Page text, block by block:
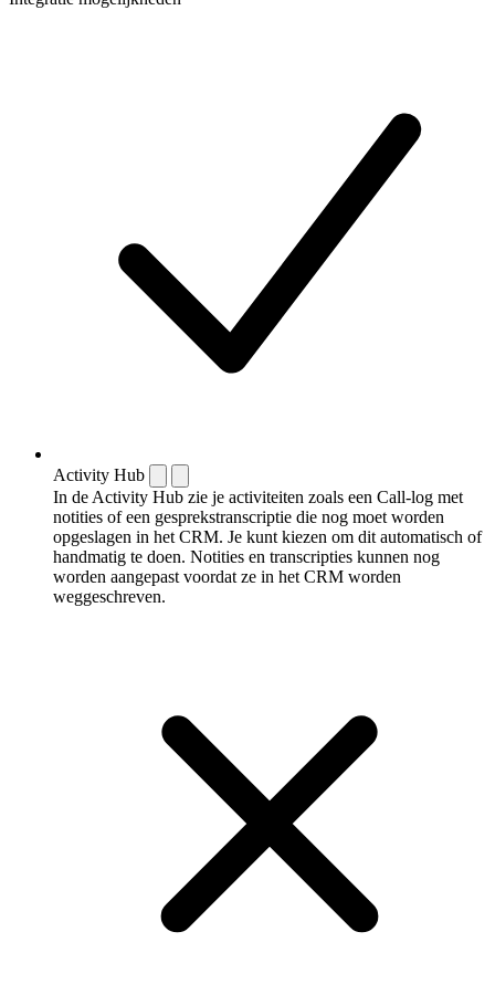
Activity Hub
In de Activity Hub zie je activiteiten zoals een Call-log met
notities of een gespreks­transcriptie die nog moet worden
opgeslagen in het CRM. Je kunt kiezen om dit automatisch of
handmatig te doen. Notities en transcripties kunnen nog
worden aangepast voordat ze in het CRM worden
weggeschreven.